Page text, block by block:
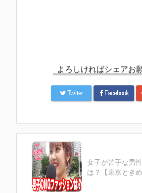
よろしければシェアお
Twitter Facebook
女子が苦手な男
は？【東京とき